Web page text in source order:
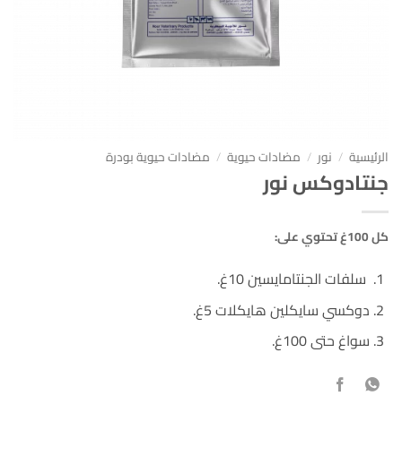
الرئيسية / نور / مضادات حيوية / مضادات حيوية بودرة
جنتادوكس نور
كل 100غ تحتوي على:
سلفات الجنتامايسين 10غ.
دوكسي سايكلين هايكلات 5غ.
سواغ حتى 100غ.